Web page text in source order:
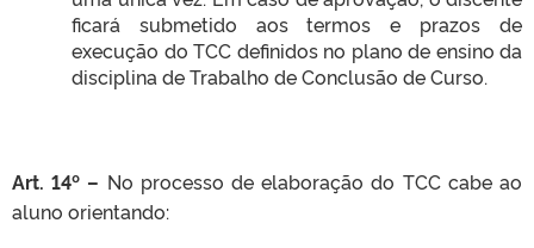
ficará submetido aos termos e prazos de
execução do TCC definidos no plano de ensino da
disciplina de Trabalho de Conclusão de Curso.
Art. 14º – No processo de elaboração do TCC cabe ao
aluno orientando: